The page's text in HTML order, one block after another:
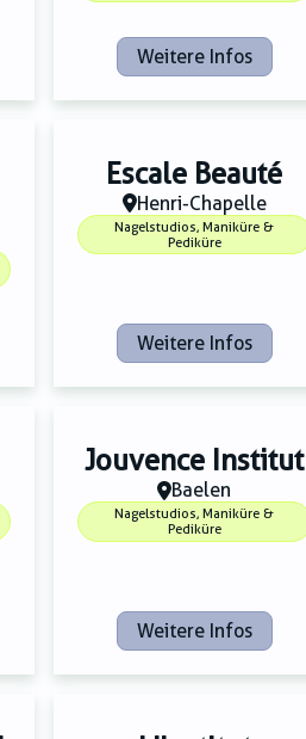
Weitere Infos
Escale Beauté
Henri-Chapelle
Nagelstudios, Maniküre &
Pediküre
Weitere Infos
Jouvence Institut
Baelen
Nagelstudios, Maniküre &
Pediküre
Weitere Infos